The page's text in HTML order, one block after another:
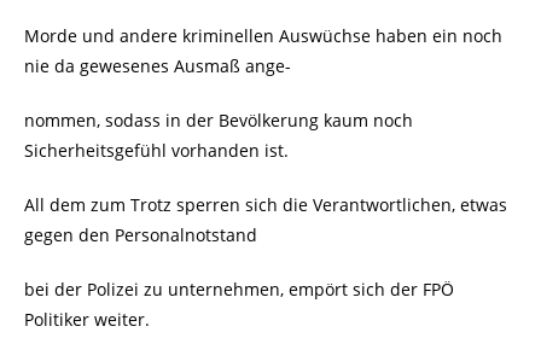
Morde und andere kriminellen Auswüchse haben ein noch
nie da gewesenes Ausmaß ange-
nommen, sodass in der Bevölkerung kaum noch
Sicherheitsgefühl vorhanden ist.
All dem zum Trotz sperren sich die Verantwortlichen, etwas
gegen den Personalnotstand
bei der Polizei zu unternehmen, empört sich der FPÖ
Politiker weiter.